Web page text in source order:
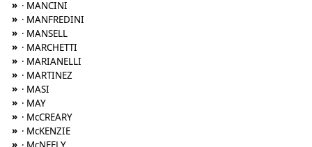
» · MANCINI
» · MANFREDINI
» · MANSELL
» · MARCHETTI
» · MARIANELLI
» · MARTINEZ
» · MASI
» · MAY
» · McCREARY
» · McKENZIE
»